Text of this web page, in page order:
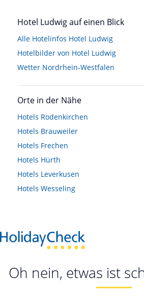
Hotel Ludwig auf einen Blick
Alle Hotelinfos Hotel Ludwig
Hotelbilder von Hotel Ludwig
Wetter Nordrhein-Westfalen
Orte in der Nähe
Hotels Rodenkirchen
Hotels Brauweiler
Hotels Frechen
Hotels Hürth
Hotels Leverkusen
Hotels Wesseling
Oh nein, etwas ist